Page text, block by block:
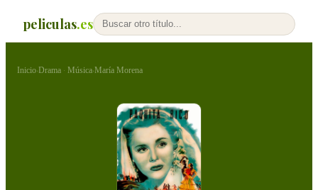
peliculas.es
Inicio›Drama · Música›María Morena